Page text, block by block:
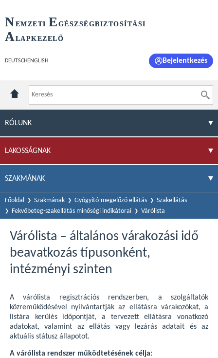
NEMZETI E GÉSZSÉGBIZTOSÍTÁSI
ALAPKEZELŐ
DEUTSCH ENGLISH Bejelentkezés
RÓLUNK
LAKOSSÁGNAK
SZAKMÁNAK
Főoldal Szakmának Gyógyító-megelőző ellátás
Szakellátás
Fekvőbeteg-szakellátás minőségi indikátorai
Várólista
Várólista – általános várakozási idő
beavatkozás típusonként,
intézményi szinten
A várólista regisztrációs rendszerben, a szolgáltatók
közreműködésével nyilvántartják az ellátásra várakozókat, a
listára kerülés időpontját, a tervezett ellátásra vonatkozó
adatokat, valamint az ellátás vagy lezárás adatait és az
aktuális státusz állapotot.
A várólista rendszer működtetésének célja: